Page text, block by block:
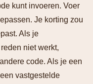
kunt invoeren. Voer
Je korting zou
Als je
niet werkt,
code. Als je een
vastgestelde